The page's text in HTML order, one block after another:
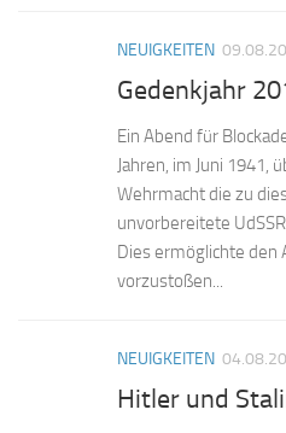
NEUIGKEITEN
Gedenkjahr
Ein Abend für
Jahren, im Juni 1941,
Wehrmacht die zu
unvorbereitete
Dies ermöglichte den
vorzustoßen...
NEUIGKEITEN
Hitler und